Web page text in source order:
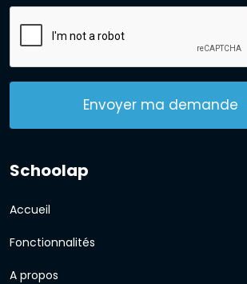
Envoyer ma demande
Schoolap
Accueil
Fonctionnalités
A propos